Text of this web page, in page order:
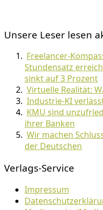
Unsere Leser lesen
Freelancer-
Stundensatz
sinkt auf 3 Prozent
Virtuelle Realität:
Industrie-KI
KMU sind
ihrer Banken
Wir machen
der Deutschen
Verlags-Service
Impressum